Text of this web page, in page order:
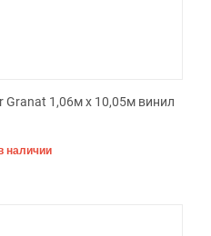
Granat 1,06м х 10,05м винил
наличии